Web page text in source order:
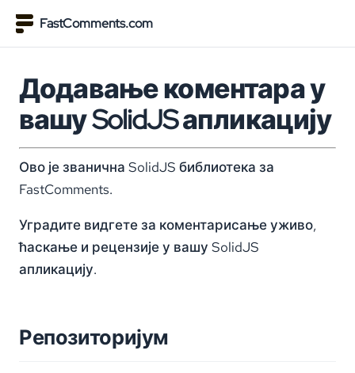
FastComments.com
Додавање коментара у
вашу SolidJS апликацију
Ово је званична SolidJS библиотека за
FastComments.
Уградите видгете за коментарисање уживо,
ћаскање и рецензије у вашу SolidJS
апликацију.
Репозиторијум